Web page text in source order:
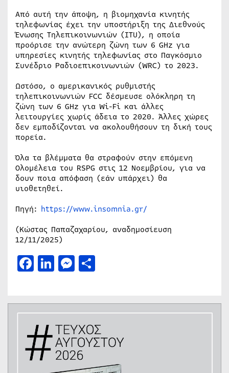
Από αυτή την άποψη, η βιομηχανία κινητής
τηλεφωνίας έχει την υποστήριξη της Διεθνούς
Ένωσης Τηλεπικοινωνιών (ITU), η οποία
προόρισε την ανώτερη ζώνη των 6 GHz για
υπηρεσίες κινητής τηλεφωνίας στο Παγκόσμιο
Συνέδριο Ραδιοεπικοινωνιών (WRC) το 2023.
Ωστόσο, ο αμερικανικός ρυθμιστής
τηλεπικοινωνιών FCC δέσμευσε ολόκληρη τη
ζώνη των 6 GHz για Wi-Fi και άλλες
λειτουργίες χωρίς άδεια το 2020. Άλλες χώρες
δεν εμποδίζονται να ακολουθήσουν τη δική τους
πορεία.
Όλα τα βλέμματα θα στραφούν στην επόμενη
Ολομέλεια του RSPG στις 12 Νοεμβρίου, για να
δουν ποια απόφαση (εάν υπάρχει) θα
υιοθετηθεί.
Πηγή: https://www.insomnia.gr/
(Κώστας Παπαζαχαρίου, αναδημοσίευση
12/11/2025)
Facebook
LinkedIn
Messenger